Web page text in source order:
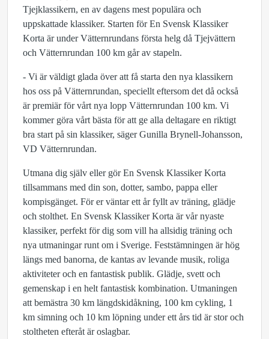
Tjejklassikern, en av dagens mest populära och
uppskattade klassiker. Starten för En Svensk Klassiker
Korta är under Vätternrundans första helg då Tjejvättern
och Vätternrundan 100 km går av stapeln.
- Vi är väldigt glada över att få starta den nya klassikern
hos oss på Vätternrundan, speciellt eftersom det då också
är premiär för vårt nya lopp Vätternrundan 100 km. Vi
kommer göra vårt bästa för att ge alla deltagare en riktigt
bra start på sin klassiker, säger Gunilla Brynell-Johansson,
VD Vätternrundan.
Utmana dig själv eller gör En Svensk Klassiker Korta
tillsammans med din son, dotter, sambo, pappa eller
kompisgänget. För er väntar ett år fyllt av träning, glädje
och stolthet. En Svensk Klassiker Korta är vår nyaste
klassiker, perfekt för dig som vill ha allsidig träning och
nya utmaningar runt om i Sverige. Feststämningen är hög
längs med banorna, de kantas av levande musik, roliga
aktiviteter och en fantastisk publik. Glädje, svett och
gemenskap i en helt fantastisk kombination. Utmaningen
att bemästra 30 km längdskidåkning, 100 km cykling, 1
km simning och 10 km löpning under ett års tid är stor och
stoltheten efteråt är oslagbar.